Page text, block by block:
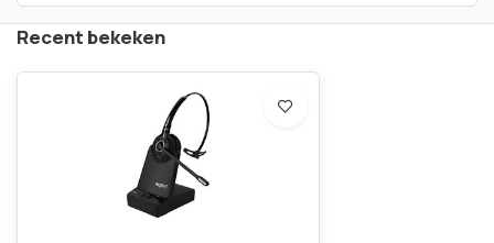
Recent bekeken